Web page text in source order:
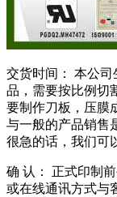
交货时间： 本公
品，需要按比例切
要制作刀板，压膜
与一般的产品销售
很急的话，我们可
确 认： 正式印制
或在线通讯方式与